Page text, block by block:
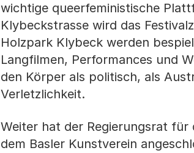
wichtige queerfeministische
Klybeckstrasse wird das
Holzpark Klybeck werden
Langfilmen, Performances und
den Körper als politisch, als
Verletzlichkeit.
Weiter hat der Regierungsrat für
dem Basler Kunstverein